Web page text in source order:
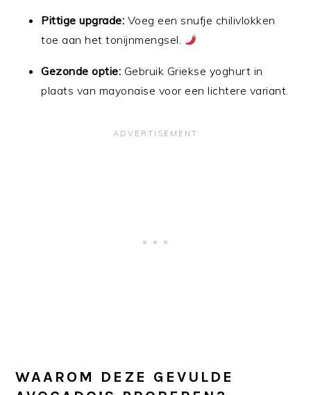
Pittige upgrade: Voeg een snufje chilivlokken
toe aan het tonijnmengsel.
Gezonde optie: Gebruik Griekse yoghurt in
plaats van mayonaise voor een lichtere variant.
WAAROM DEZE GEVULDE